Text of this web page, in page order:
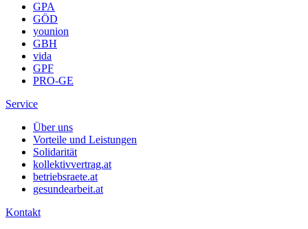
GPA
GÖD
younion
GBH
vida
GPF
PRO-GE
Service
Über uns
Vorteile und Leistungen
Solidarität
kollektivvertrag.at
betriebsraete.at
gesundearbeit.at
Kontakt